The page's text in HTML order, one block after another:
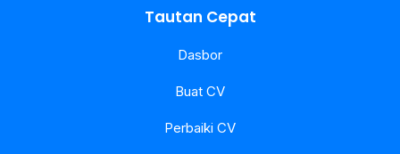
Tautan Cepat
Dasbor
Buat CV
Perbaiki CV